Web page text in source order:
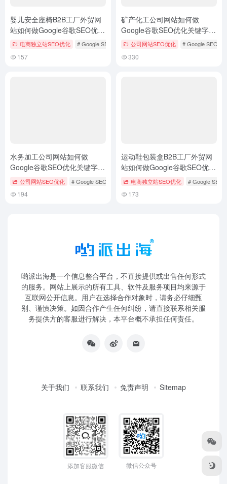
婴儿安全座椅B2B工厂外贸网
站如何做Google谷歌SEO优化
关键字排名？如何外贸获客？
电商独立站SEO优化 # Google SEO # Google SEO优化 # SEO优化
157
矿产化工公司网站如何做
Google谷歌SEO优化关键字排
名？公司网站SEO优化 # Google SEO排
330
水务加工公司网站如何做
Google谷歌SEO优化关键字排
名？公司网站SEO优化 # Google SEO排名 # Google SEO推广 # Google SEO策略
194
运动鞋包装盒B2B工厂外贸网
站如何做Google谷歌SEO优化
关键字排名？如何外贸获客？
电商独立站SEO优化 # Google SEO
173
哟派出海是一个信息整合平台，不直接提供或出售任何形式
的服务。网站上展示的所有工具、软件及服务项目均来源于
互联网公开信息。用户在选择合作对象时，请务必仔细甄
别、谨慎决策。如因合作产生任何纠纷，请直接联系相关服
务提供方的客服进行解决，本平台概不承担任何责任。
关于我们 联系我们 免责声明 Sitemap
添加客服微信 微信公众号